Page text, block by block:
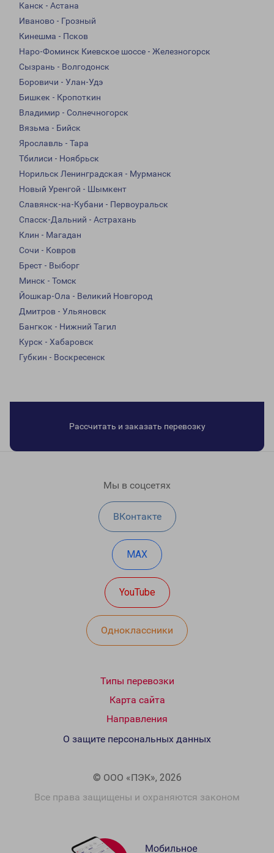
Канск - Астана
Иваново - Грозный
Кинешма - Псков
Наро-Фоминск Киевское шоссе - Железногорск
Сызрань - Волгодонск
Боровичи - Улан-Удэ
Бишкек - Кропоткин
Владимир - Солнечногорск
Вязьма - Бийск
Ярославль - Тара
Тбилиси - Ноябрьск
Норильск Ленинградская - Мурманск
Новый Уренгой - Шымкент
Славянск-на-Кубани - Первоуральск
Спасск-Дальний - Астрахань
Клин - Магадан
Сочи - Ковров
Брест - Выборг
Минск - Томск
Йошкар-Ола - Великий Новгород
Дмитров - Ульяновск
Бангкок - Нижний Тагил
Курск - Хабаровск
Губкин - Воскресенск
Рассчитать и заказать перевозку
Мы в соцсетях
ВКонтакте
MAX
YouTube
Одноклассники
Типы перевозки
Карта сайта
Направления
© ООО «ПЭК», 2026
Все права защищены и охраняются законом
О защите персональных данных